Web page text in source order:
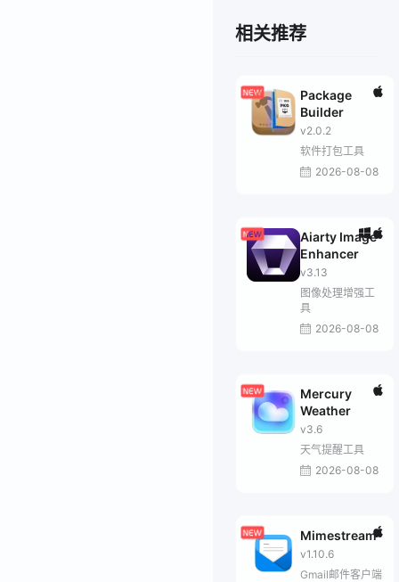
相关推荐
Package
Builder
v2.0.2
软件打包工具
2026-08-08
Aiarty Image
Enhancer
v3.13
图像处理增强工
具
2026-08-08
Mercury
Weather
v3.6
天气提醒工具
2026-08-08
Mimestream
v1.10.6
Gmail邮件客户端